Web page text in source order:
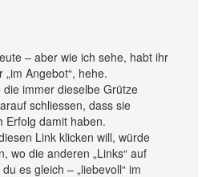
– aber wie ich sehe, habt ihr
Angebot“, hehe.
immer dieselbe Grütze
schliessen, dass sie
Erfolg damit haben.
Link klicken will, würde
wo die anderen „Links“ auf
es gleich – „liebevoll“ im